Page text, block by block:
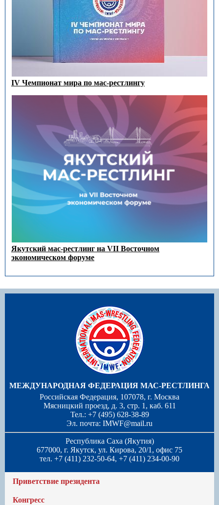
IV Чемпионат мира по мас-рестлингу
Якутский мас-рестлинг на VII Восточном
экономическом форуме
МЕЖДУНАРОДНАЯ ФЕДЕРАЦИЯ МАС-РЕСТЛИНГА
Российская Федерация, 107078, г. Москва
Мясницкий проезд, д. 3, стр. 1, каб. 611
Тел.: +7 (495) 628-38-89
Эл. почта: IMWF@mail.ru
Республика Саха (Якутия)
677000, г. Якутск, ул. Кирова, 20/1, офис 75
тел. +7 (411) 232-50-64, +7 (411) 234-00-90
Приветствие президента
Конгресс